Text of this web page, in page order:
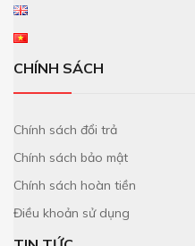
CHÍNH SÁCH
Chính sách đổi trả
Chính sách bảo mật
Chính sách hoàn tiền
Điều khoản sử dụng